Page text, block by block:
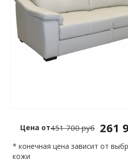
Цена от 261
451 700 руб
* конечная цена зависит от
кожи